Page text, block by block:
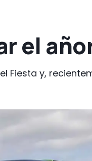
el
Fiesta y,